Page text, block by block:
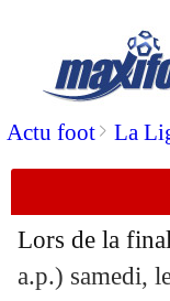
Actu foot> La
Lors de la
a.p.) samedi,
27/04 Naples
:
27/04 Lille:
27/04 OM: